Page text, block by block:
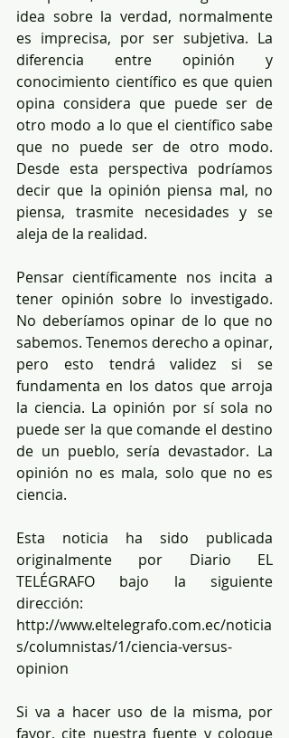
idea sobre la verdad, normalmente
es imprecisa, por ser subjetiva. La
diferencia entre opinión y
conocimiento científico es que quien
opina considera que puede ser de
otro modo a lo que el científico sabe
que no puede ser de otro modo.
Desde esta perspectiva podríamos
decir que la opinión piensa mal, no
piensa, trasmite necesidades y se
aleja de la realidad.
Pensar científicamente nos incita a
tener opinión sobre lo investigado.
No deberíamos opinar de lo que no
sabemos. Tenemos derecho a opinar,
pero esto tendrá validez si se
fundamenta en los datos que arroja
la ciencia. La opinión por sí sola no
puede ser la que comande el destino
de un pueblo, sería devastador. La
opinión no es mala, solo que no es
ciencia.
Esta noticia ha sido publicada
originalmente por Diario EL
TELÉGRAFO bajo la siguiente
dirección:
http://www.eltelegrafo.com.ec/noticia
s/columnistas/1/ciencia-versus-
opinion
Si va a hacer uso de la misma, por
favor, cite nuestra fuente y coloque